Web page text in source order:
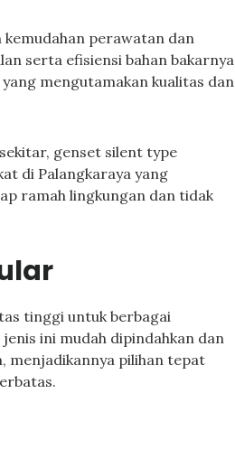
perawatan dan
serta efisiensi bahan bakarnya
mengutamakan kualitas dan
genset silent type
di Palangkaraya yang
ramah lingkungan dan tidak
tinggi untuk berbagai
ini mudah dipindahkan dan
menjadikannya pilihan tepat